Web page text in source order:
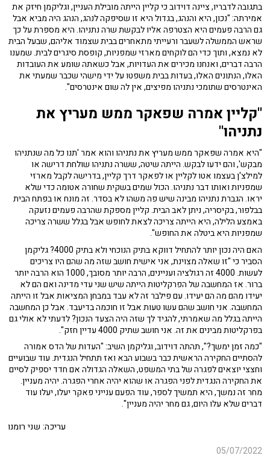
בתגובה לדבריו, ציינה דוידוב כי קליין הייתה מובילת העניין, וגליקמן חיזק את
אמירתה:"נכון, היא והנהג, בגדול היא זו שסיפקה לנהג, הנהג היה מביא אבל
גם הרבה פעמים היא הצטרפה אליו לבקשת שרה נתניהו. היא מספרת על כך
שראש הממשלה לשעבר ורעייתי מתאחרים בבית שצמוד אליהם, שבעל הבית
לא נמצא, ותוך כדי הם לוקחים מארזי שמפניות, קופסת סיגרים לבית. שמענו
הרבה דברים, ואנחנו מכירים את העדויות, אבל כשאתה שומע את העובדות
האלו, הנתונים האלו, בעדות בבית משפטו על ידי מישהי שכבר שמעתי את
האינטרסים שתומכי נתניהו מפיצים, אין לה שום אינטרסים".
"קליין אמרה שפאקר ממש מעריץ את
נתניהו"
"היא אמרה שפאקר ממש מעריץ את נתניהו והוא אמר 'תנו כל מה שנתניהו
מבקש', והם ידעו לבקש. הייתה שיטה, ששרה נתניהו שולחת דרישה או
למילצ'ן בעצמו אטו לקליין או לפאקר דרך קליין, בדרישה לקבל מארזי
שמפניות ואותו דבר נתניהו. הכול שמים בשקית שחורה אטומה כדי שלא
יראו. הגברת נתניהו מבינה שיש פה משהו לא בסדר. זה מונח או בפתח הבית
בבלפור, בקיסריה, ניתן לאב הבית. קליין מספקת שהרבה פעמים נזעקה
באמצע הלילה, היא הייתה צריכה לצאת לחופש אבל בגלל ששרה צריכה
שמפניות היא ביטלה את החופש".
האם היה נכון יותר להתחיל דווקא בתיק הנוכחי ולא בתיק 4000? גליקמן
הסביר כי "זו שאלה מצוינת, אני אישית חושב שזה מה שהם היו צריכים
לעשות. 4000 זה רגולציה ועניינים, הרבה יותר מסובך, 1000 הוא הרבה יותר
ברור. אז המחשבה של הפרקליטות הייתה שיש שני עדי מדינה ואם הם לא
יעידו מהם מה הם יעידו. עם פילבר זה לא עבד במבחן המציאות אבל זו הייתה
המחשבה. אני חושב שהם עשו טעות אבל זו חוכמה בדיעבד. אבל כן המחשבה
הייתה בגלל מה שאמרתי, להגיד לך שזה היה הצעד הנכון? לדעתי לא אולי גם
בפרקליטות מבינים את זה. אני חושב שתיק 4000 עדיין חזק".
"כמה זמן ימשך?", תהתה דוידוב, וגליקמן השיב: "העדות של הדס אמורה
להסתיים החקירה הראשית כבר בשבוע הבא ואז תתחיל הנגדית. עוד שבועיים
וחצצי יוצאים לפגרה של בתי המשפט, השאלה הגדולה אם חדד יספיק לסיים
את החקירה הנגדית לפני הפגרה או שהוא יהיה אחרי הפגרה. יהיה מעניין.
מחר זה נמשך, היא תמשיך לספר, עוד הפעם ענייני פאקר יעלו, יעלו עוד
דברים שלא עלו היום, גם מחר יהיה מעניין".
עריכה: שני רומנו
05/07/2022